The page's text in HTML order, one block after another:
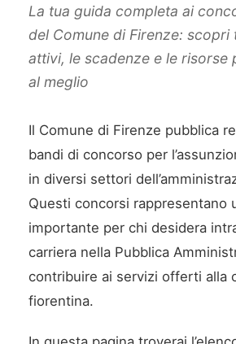
La tua guida completa ai
del Comune di Firenze: scopri
attivi, le scadenze e le risorse
al meglio
Il Comune di Firenze pubblica
bandi di concorso per
in diversi settori
Questi concorsi rappresentano
importante per chi desidera
carriera nella Pubblica
contribuire ai servizi offerti alla
fiorentina.